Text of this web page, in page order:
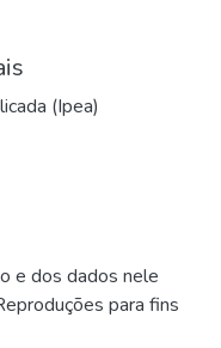
(Ipea)
e dos dados nele
para fins